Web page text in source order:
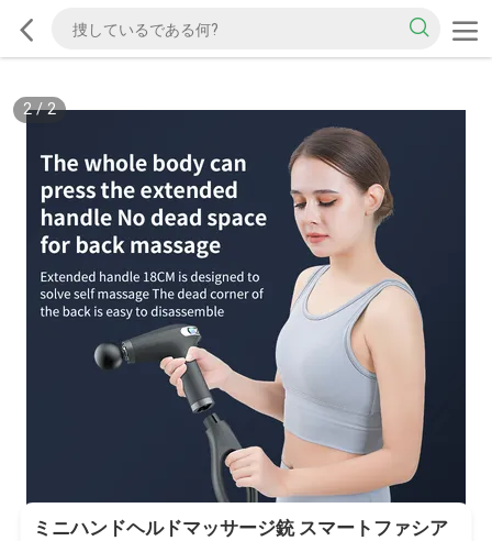
2/2
ミニハンドヘルドマッサージ銃 スマートファシア